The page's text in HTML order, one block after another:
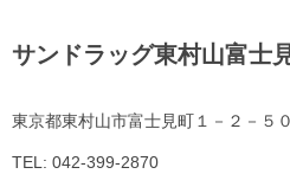
サンドラッグ東村山富士
東京都東村山市富士見町１－２－５０
TEL: 042-399-2870